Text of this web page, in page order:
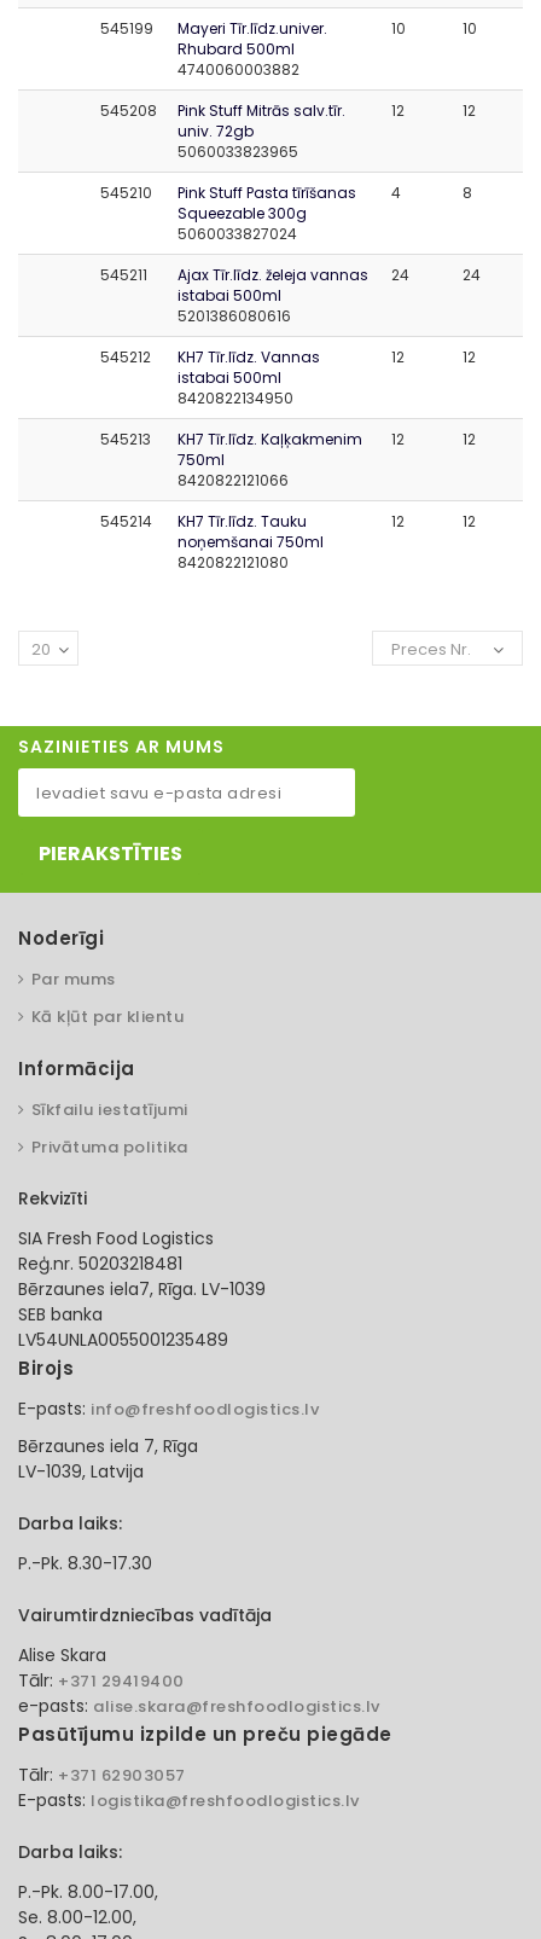
545199
Mayeri Tīr.līdz.univer.
Rhubard 500ml
4740060003882
10 10
545208
Pink Stuff Mitrās salv.tīr.
univ. 72gb
5060033823965
12 12
545210
Pink Stuff Pasta tīrīšanas
Squeezable 300g
5060033827024
4 8
545211
Ajax Tīr.līdz. želeja vannas
istabai 500ml
5201386080616
24 24
545212
KH7 Tīr.līdz. Vannas
istabai 500ml
8420822134950
12 12
545213
KH7 Tīr.līdz. Kaļķakmenim
750ml
8420822121066
12 12
545214
KH7 Tīr.līdz. Tauku
noņemšanai 750ml
8420822121080
12 12
Preces Nr.
20
SAZINIETIES AR MUMS
PIERAKSTĪTIES
Noderīgi
Par mums
Kā kļūt par klientu
Informācija
Sīkfailu iestatījumi
Privātuma politika
Rekvizīti
SIA Fresh Food Logistics
Reģ.nr. 50203218481
Bērzaunes iela7, Rīga. LV-1039
SEB banka
LV54UNLA0055001235489
Birojs
E-pasts: info@freshfoodlogistics.lv
Bērzaunes iela 7, Rīga
LV-1039, Latvija
Darba laiks:
P.-Pk. 8.30-17.30
Vairumtirdzniecības vadītāja
Alise Skara
Tālr: +371 29419400
e-pasts: alise.skara@freshfoodlogistics.lv
Pasūtījumu izpilde un preču piegāde
Tālr: +371 62903057
E-pasts: logistika@freshfoodlogistics.lv
Darba laiks:
P.-Pk. 8.00-17.00,
Se. 8.00-12.00,